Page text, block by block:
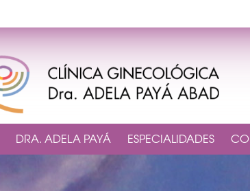
DRA. ADELA PAYÁ ESPECIALIDADES